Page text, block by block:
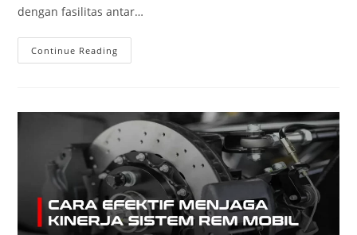
dengan fasilitas antar…
Continue Reading